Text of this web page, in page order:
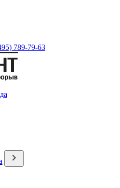
789-79-63